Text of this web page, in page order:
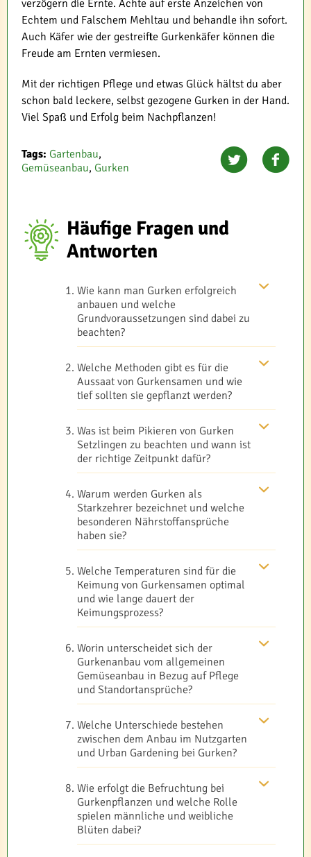
verzögern die Ernte. Achte auf erste Anzeichen von
Echtem und Falschem Mehltau und behandle ihn sofort.
Auch Käfer wie der gestreifte Gurkenkäfer können die
Freude am Ernten vermiesen.
Mit der richtigen Pflege und etwas Glück hältst du aber
schon bald leckere, selbst gezogene Gurken in der Hand.
Viel Spaß und Erfolg beim Nachpflanzen!
Tags: Gartenbau,
Gemüseanbau, Gurken
Häufige Fragen und
Antworten
Wie kann man Gurken erfolgreich
anbauen und welche
Grundvoraussetzungen sind dabei zu
beachten?
Welche Methoden gibt es für die
Aussaat von Gurkensamen und wie
tief sollten sie gepflanzt werden?
Was ist beim Pikieren von Gurken
Setzlingen zu beachten und wann ist
der richtige Zeitpunkt dafür?
Warum werden Gurken als
Starkzehrer bezeichnet und welche
besonderen Nährstoffansprüche
haben sie?
Welche Temperaturen sind für die
Keimung von Gurkensamen optimal
und wie lange dauert der
Keimungsprozess?
Worin unterscheidet sich der
Gurkenanbau vom allgemeinen
Gemüseanbau in Bezug auf Pflege
und Standortansprüche?
Welche Unterschiede bestehen
zwischen dem Anbau im Nutzgarten
und Urban Gardening bei Gurken?
Wie erfolgt die Befruchtung bei
Gurkenpflanzen und welche Rolle
spielen männliche und weibliche
Blüten dabei?